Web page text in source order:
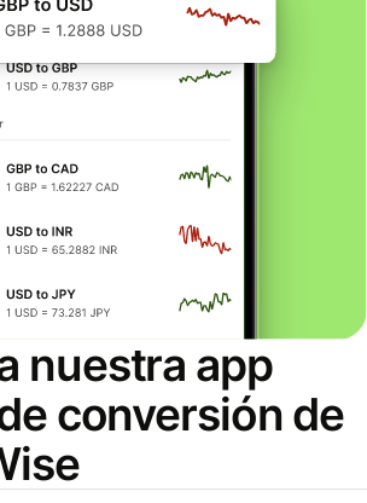
nuestra app
conversión de